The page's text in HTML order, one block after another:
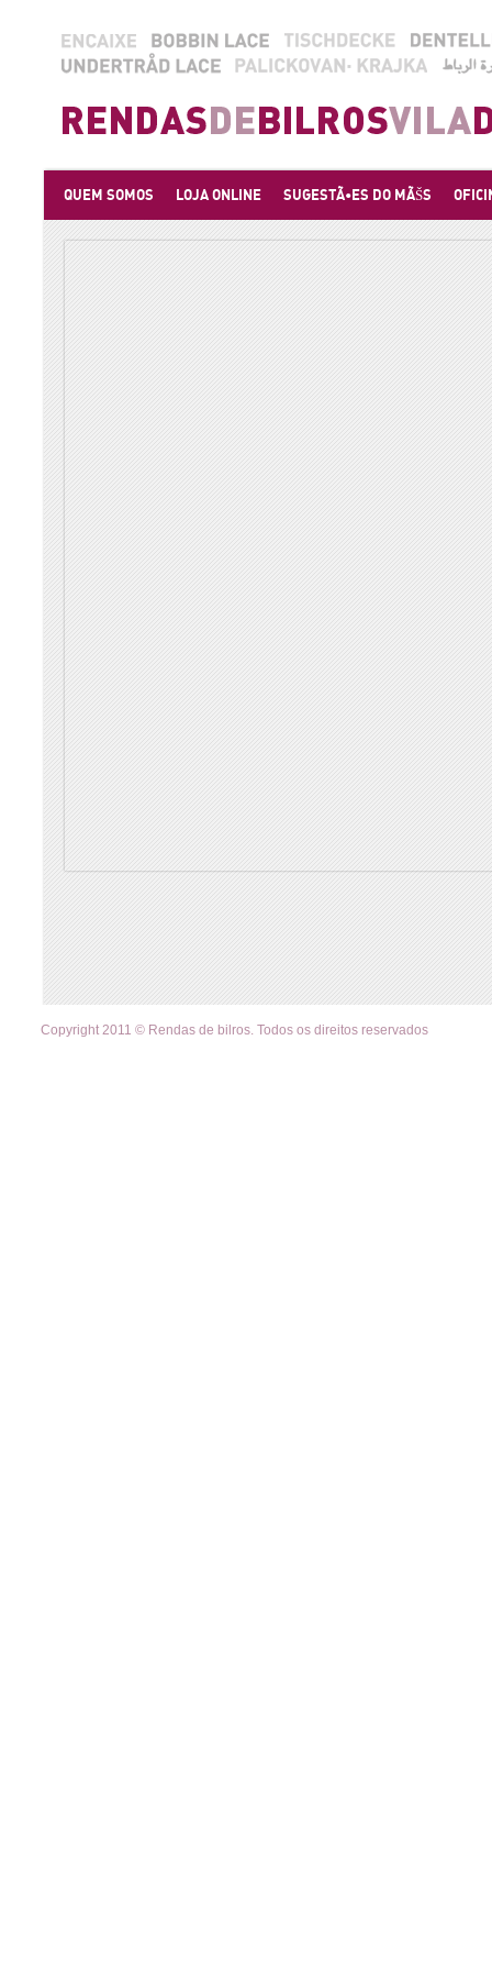
QUEM SOMOS LOJA ONLINE SUGESTÃ•ES DO MÃŠS
Copyright 2011 © Rendas de bilros. Todos os direitos reservados